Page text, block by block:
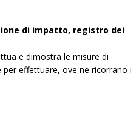
di impatto, registro dei
e dimostra le misure di
per effettuare, ove ne ricorrano i